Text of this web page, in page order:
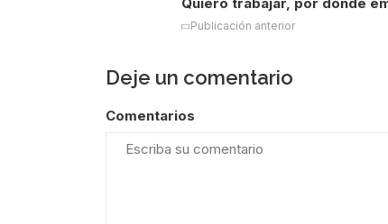
Publicación anterior
Deje un comentario
Comentarios